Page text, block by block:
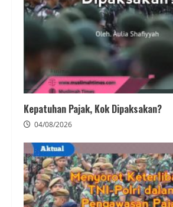
Kepatuhan Pajak, Kok Dipaksakan?
04/08/2026